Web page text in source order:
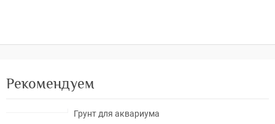
Рекомендуем
Грунт для аквариума